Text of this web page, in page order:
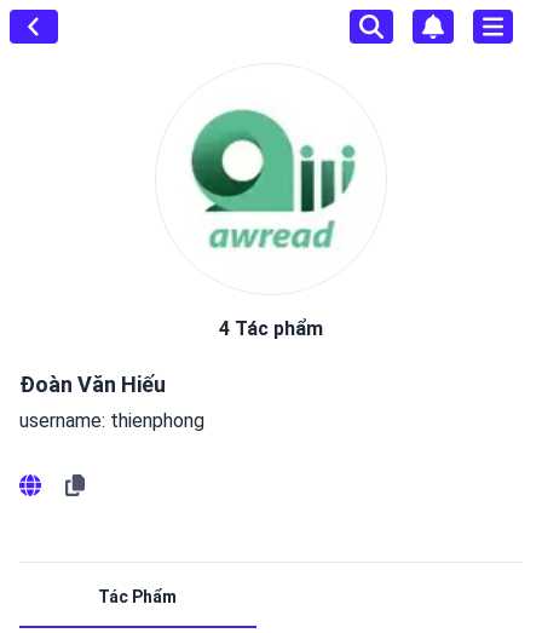
4 Tác phẩm
Đoàn Văn Hiếu
username: thienphong
Tác Phẩm